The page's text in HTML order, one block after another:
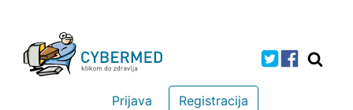
Registracija
Prijava